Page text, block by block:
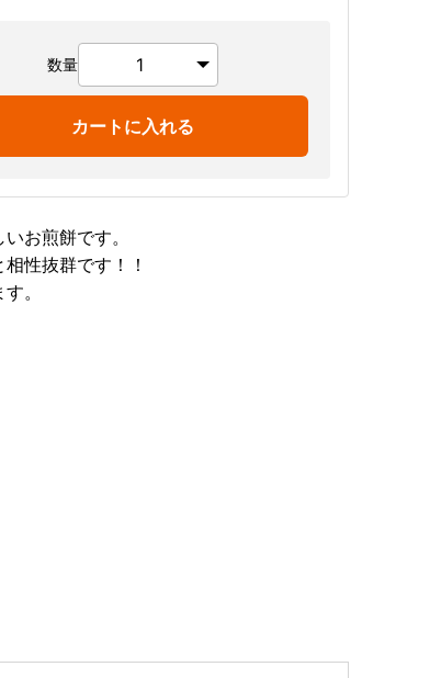
数量
カートに入れる
お煎餅です。
性抜群です！！
。